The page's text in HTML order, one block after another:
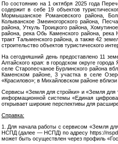
По состоянию на 1 октября 2025 года
содержит в себе 19 объектов
Мормышанское Романовского района,
Колыванское Змеиногорского района,
района, Уткуль Троицкого района,
района, река Обь Каменского района, река
тракт Тальменского района, а также 42
строительство объектов туристического
На сегодняшний день предоставлено 11
Алтайского края: в городском округе
селе Старопесчаное Бурлинского района
Каменском районе, 3 участка в селе
«Красилово»; в Михайловском районе
Сервисы «Земля для стройки» и «Земля для
информационной системы «Единая
открывает широкие перспективы для
Справка:
1. Для начала работы с сервисом «Земля
НСПД (далее — НСПД) по адресу https://
может быть осуществлен через профиль